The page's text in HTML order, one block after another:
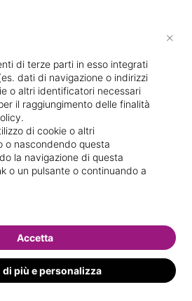
in
di stefania
di terze parti in esso integrati
dati di navigazione o indirizzi
o altri identificatori necessari
il raggiungimento delle finalità
di cookie o altri
o nascondendo questa
la navigazione di questa
o un pulsante o continuando a
di più e personalizza
Accetta
×